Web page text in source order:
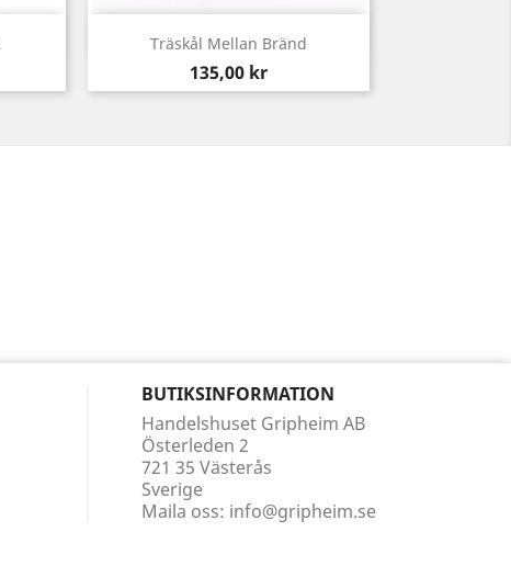
Träskål Mellan Bränd
Pris
135,00 kr
 Snabbvy
BUTIKSINFORMATION
Handelshuset Gripheim AB
Österleden 2
721 35 Västerås
Sverige
Maila oss: info@gripheim.se